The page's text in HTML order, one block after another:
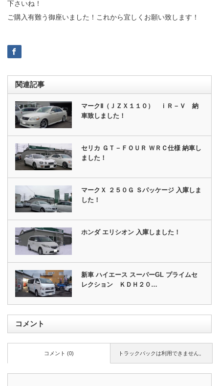
下さいね！
ご購入有難う御座いました！これから宜しくお願い致します！
関連記事
マークⅡ（ＪＺＸ１１０） ｉＲ－Ｖ 納
車致しました！
セリカ ＧＴ－ＦＯＵＲ ＷＲＣ仕様 納車し
ました！
マークＸ ２５０Ｇ Ｓパッケージ 入庫しま
した！
ホンダ エリシオン 入庫しました！
新車 ハイエース スーパーGL プライムセ
レクション ＫＤＨ２０…
コメント
トラックバックは利用できません。
コメント (0)